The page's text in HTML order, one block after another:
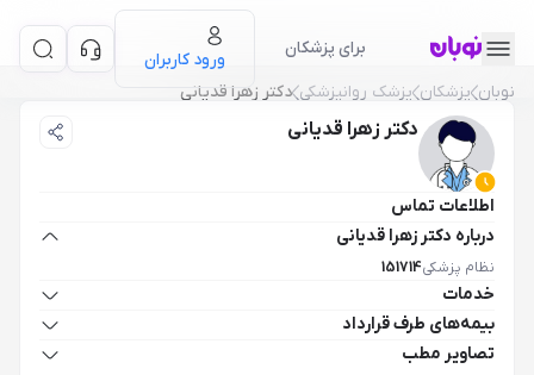
برای پزشکان
ورود کاربران
نوبان پزشکان پزشک روانپزشکی دکتر زهرا قدیانی
دکتر زهرا قدیانی
اطلاعات تماس
درباره دکتر زهرا قدیانی
نظام پزشکی151714
خدمات
بیمه‌های طرف قرارداد
تصاویر مطب